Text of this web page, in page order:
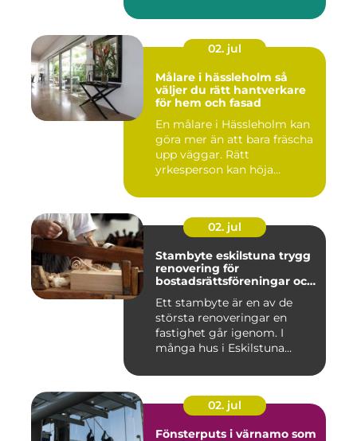
02. jul
Målare i hässleholm så
väljer du rätt hantverkare
för hem och fasad
En målare i Hässleholm kan
göra mer än att bara fräscha
upp väggar. Rätt
yrkesperson kan höja
02. jul
Stambyte eskilstuna trygg
renovering för
bostadsrättsföreningar och
Ett stambyte är en av de
största renoveringar en
fastighet går igenom. I
många hus i Eskilstuna
02. jul
Fönsterputs i värnamo som